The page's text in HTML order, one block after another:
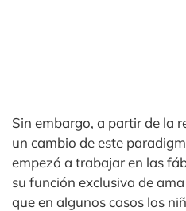
Sin embargo, a partir de la
un cambio de este
empezó a trabajar en las
su función exclusiva de
que en algunos casos los